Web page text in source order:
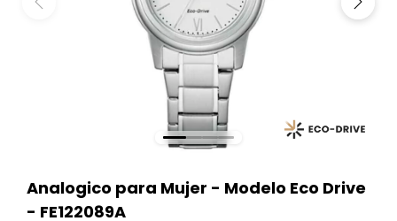
Analogico para Mujer - Modelo Eco Drive
- FE122089A